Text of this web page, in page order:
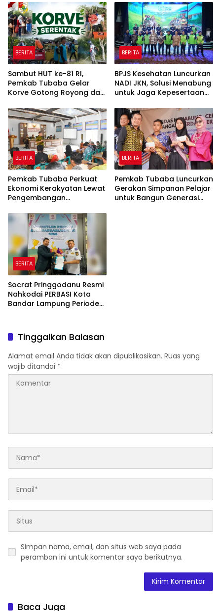
Rp820,3 Miliar
BERITA
Sambut HUT ke-81 RI,
Pemkab Tubaba Gelar
Korve Gotong Royong dan
BERITA
BPJS Kesehatan Luncurkan
NADI JKN, Solusi Menabung
untuk Jaga Kepesertaan
BERITA
Pemkab Tubaba Perkuat
Ekonomi Kerakyatan Lewat
Pengembangan
Penyaluran KUR
BERITA
Pemkab Tubaba Luncurkan
Gerakan Simpanan Pelajar
untuk Bangun Generasi
BERITA
Socrat Pringgodanu Resmi
Nahkodai PERBASI Kota
Bandar Lampung Periode
Tinggalkan Balasan
Alamat email Anda tidak akan dipublikasikan. Ruas yang
wajib ditandai *
Simpan nama, email, dan situs web saya pada
peramban ini untuk komentar saya berikutnya.
Baca Juga